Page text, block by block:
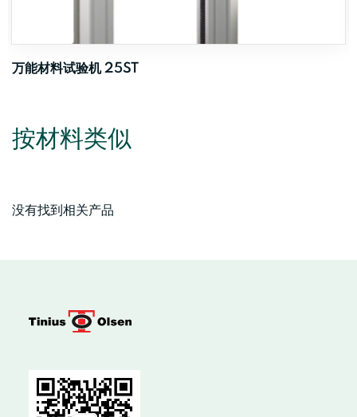
万能材料试验机 25ST
按材料类似
没有找到相关产品